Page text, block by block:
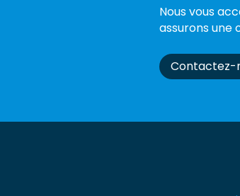
Nous vous
assurons une
Contactez-